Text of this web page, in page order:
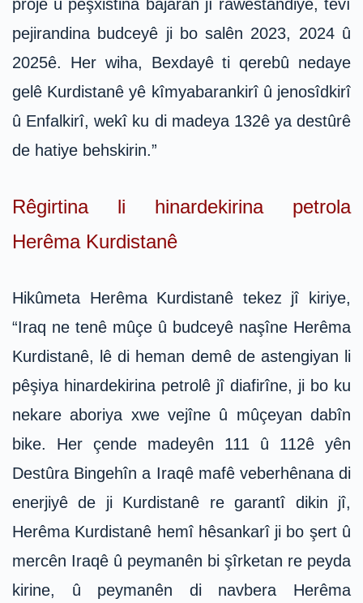
proje û pêşxistina bajaran jî rawestandiye, tevî
pejirandina budceyê ji bo salên 2023, 2024 û
2025ê. Her wiha, Bexdayê ti qerebû nedaye
gelê Kurdistanê yê kîmyabarankirî û jenosîdkirî
û Enfalkirî, wekî ku di madeya 132ê ya destûrê
de hatiye behskirin.”
Rêgirtina li hinardekirina petrola
Herêma Kurdistanê
Hikûmeta Herêma Kurdistanê tekez jî kiriye,
“Iraq ne tenê mûçe û budceyê naşîne Herêma
Kurdistanê, lê di heman demê de astengiyan li
pêşiya hinardekirina petrolê jî diafirîne, ji bo ku
nekare aboriya xwe vejîne û mûçeyan dabîn
bike. Her çende madeyên 111 û 112ê yên
Destûra Bingehîn a Iraqê mafê veberhênana di
enerjiyê de ji Kurdistanê re garantî dikin jî,
Herêma Kurdistanê hemî hêsankarî ji bo şert û
mercên Iraqê û peymanên bi şîrketan re peyda
kirine, û peymanên di navbera Herêma